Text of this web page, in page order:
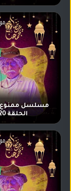
مسلسل ممنوع
الحلقة 20